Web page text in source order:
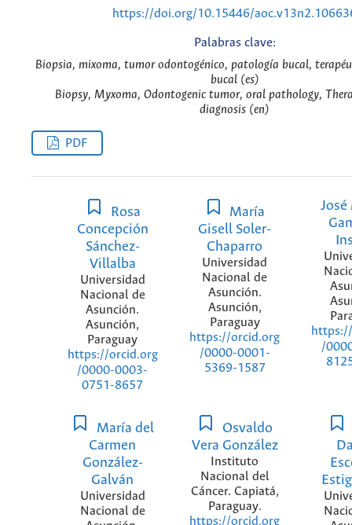
https://doi.org/10.15446/
Palabras clave:
Biopsia, mixoma, tumor odontogénico, patología bucal,
bucal (es)
Biopsy, Myxoma, Odontogenic tumor, oral pathology,
diagnosis (en)
PDF
Rosa
Concepción
Sánchez-
Villalba
Universidad
Nacional de
Asunción.
Asunción,
Paraguay
https://orcid.org
/0000-0003-
0751-8657
María
Gisell Soler-
Chaparro
Universidad
Nacional de
Asunción.
Asunción,
Paraguay
https://orcid.org
/0000-0001-
5369-1587
/
María del
Carmen
González-
Galván
Universidad
Nacional de
Osvaldo
Vera González
Instituto
Nacional del
Cáncer. Capiatá,
Paraguay.
https://orcid.org